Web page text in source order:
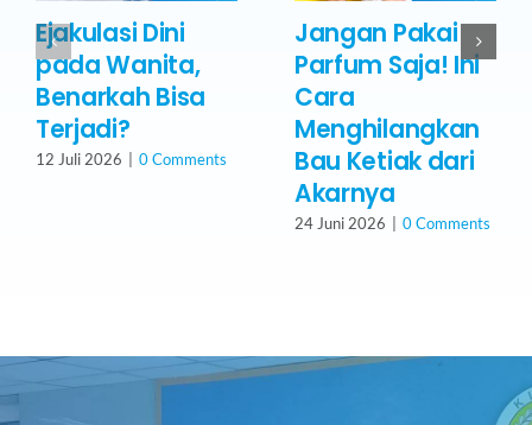
Ejakulasi Dini
pada Wanita,
Benarkah Bisa
Terjadi?
12 Juli 2026 0 Comments
Jangan Pakai
Parfum Saja! Ini
Cara
Menghilangkan
Bau Ketiak dari
Akarnya
24 Juni 2026 0 Comments